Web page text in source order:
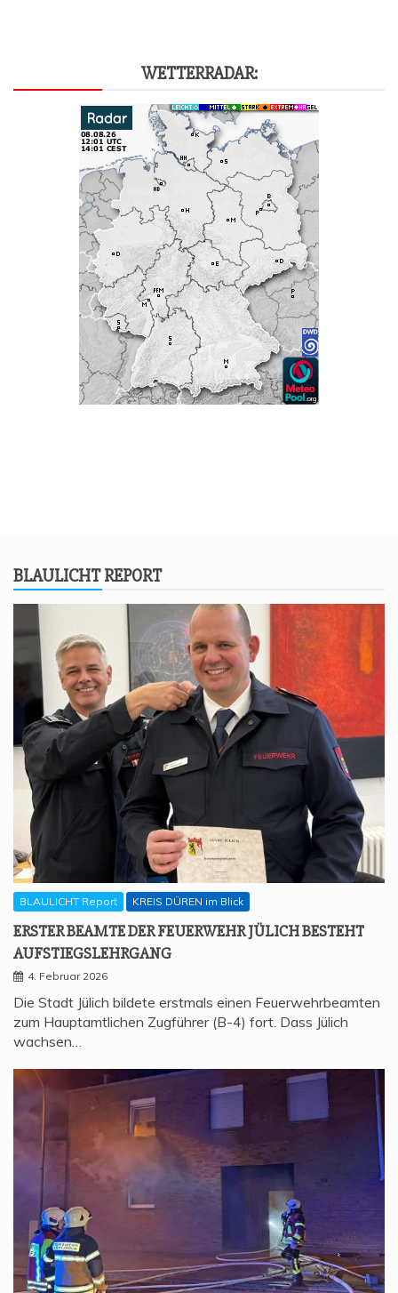
WET­TER­RA­DAR:
BLAU­LICHT REPORT
BLAULICHT Report KREIS DÜREN im Blick
ERS­TER BEAM­TE DER FEU­ER­WEHR JÜLICH BESTEHT
AUFSTIEGSLEHRGANG
4. Februar 2026
Die Stadt Jülich bildete erstmals einen Feuerwehrbeamten
zum Hauptamtlichen Zugführer (B-4) fort. Dass Jülich
wachsen…